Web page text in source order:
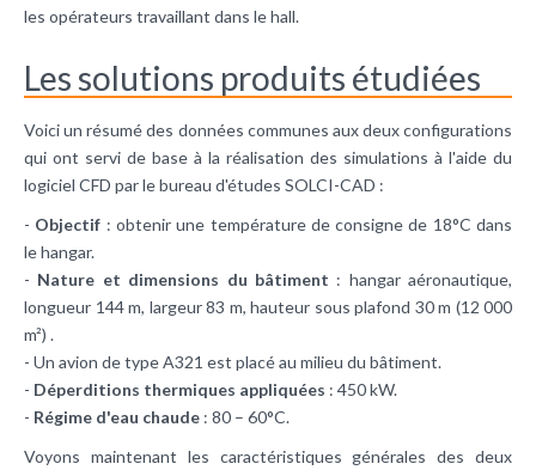
les opérateurs travaillant dans le hall.
Les solutions produits étudiées
Voici un résumé des données communes aux deux configurations
qui ont servi de base à la réalisation des simulations à l'aide du
logiciel CFD par le bureau d'études SOLCI-CAD :
- Objectif : obtenir une température de consigne de 18°C dans
le hangar.
- Nature et dimensions du bâtiment : hangar aéronautique,
longueur 144 m, largeur 83 m, hauteur sous plafond 30 m (12 000
m²) .
- Un avion de type A321 est placé au milieu du bâtiment.
- Déperditions thermiques appliquées : 450 kW.
- Régime d'eau chaude : 80 – 60°C.
Voyons maintenant les caractéristiques générales des deux